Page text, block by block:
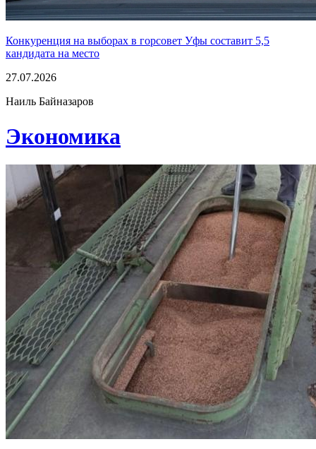
Конкуренция на выборах в горсовет Уфы составит 5,5
кандидата на место
27.07.2026
Наиль Байназаров
Экономика